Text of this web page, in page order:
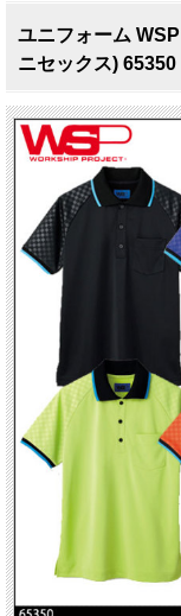
ユニフォーム
ニセックス) 65350